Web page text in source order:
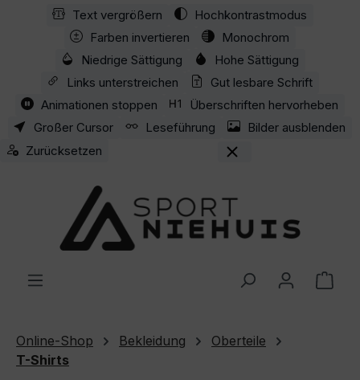
Zum Hauptinhalt springen
Text vergrößern
Hochkontrastmodus
Farben invertieren
Monochrom
Niedrige Sättigung
Hohe Sättigung
Links unterstreichen
Gut lesbare Schrift
Animationen stoppen
Überschriften hervorheben
Großer Cursor
Leseführung
Bilder ausblenden
Zurücksetzen
Online-Shop Bekleidung
Oberteile
T-Shirts